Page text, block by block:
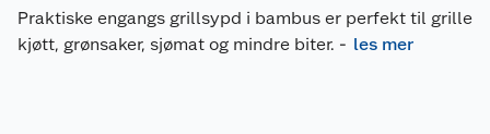
Praktiske engangs grillsypd i bambus er perfekt til grille
kjøtt, grønsaker, sjømat og mindre biter. - les mer